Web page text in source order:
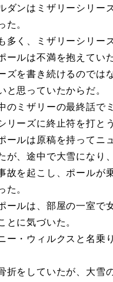
ダンはミザリーシリー
た。
多く、ミザリーシリー
ールは不満を抱えていた
ズを書き続けるのでは
と思っていたからだ。
のミザリーの最終話で
リーズに終止符を打と
ールは原稿を持ってニ
が、途中で大雪になり
故を起こし、ポールが
た。
ールは、部屋の一室で
とに気づいた。
ー・ウィルクスと名乗
折をしていたが、大雪